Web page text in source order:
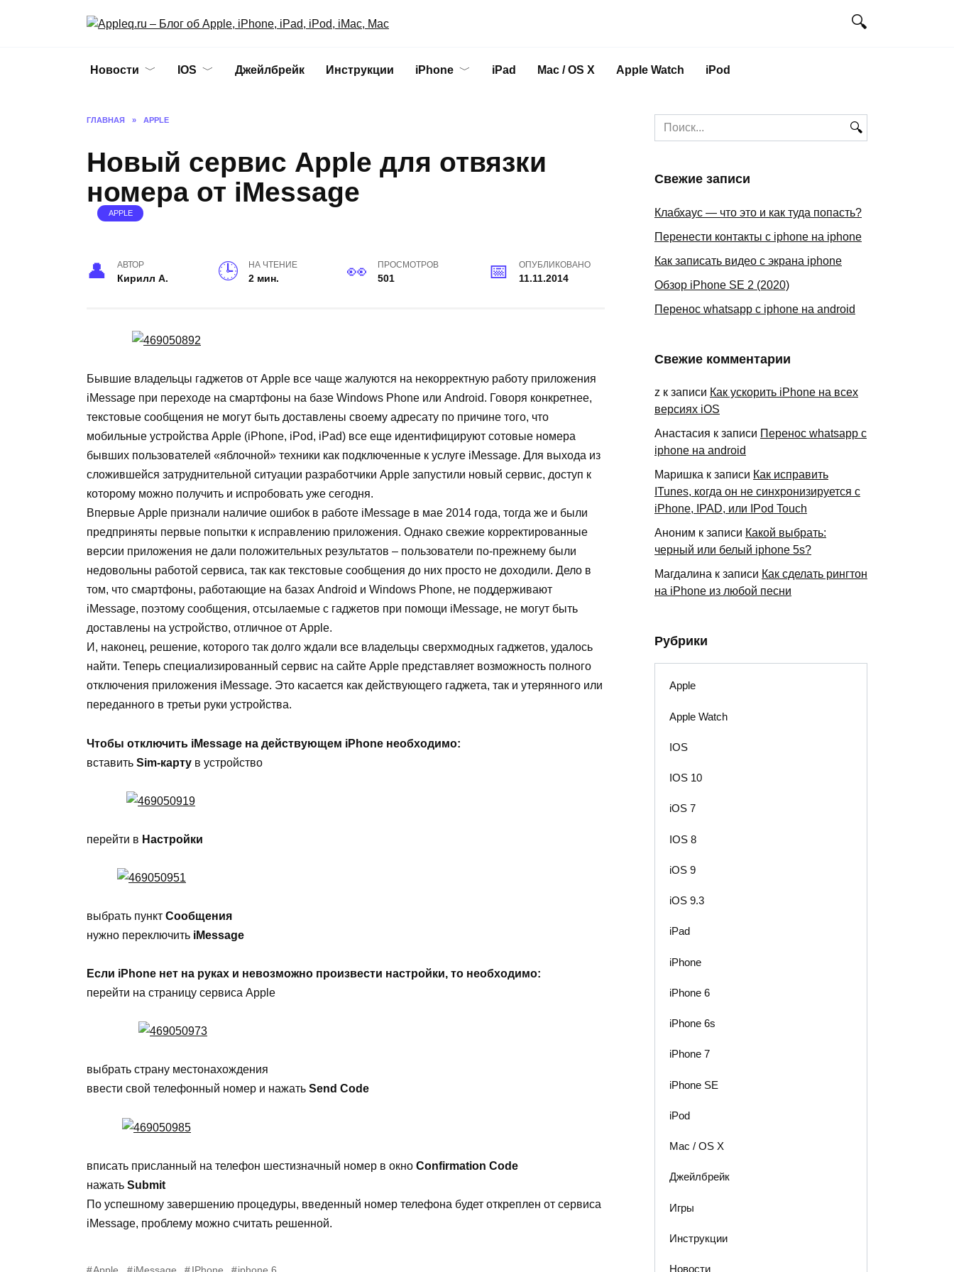
Новости IOS Джейлбрейк Инструкции iPhone iPad Mac / OS X Apple Watch iPod
ГЛАВНАЯ » APPLE
Новый сервис Apple для отвязки
номера от iMessage
APPLE
АВТОР
Кирилл А.
НА ЧТЕНИЕ
2 мин.
ПРОСМОТРОВ
501
ОПУБЛИКОВАНО
11.11.2014
Бывшие владельцы гаджетов от Apple все чаще жалуются на некорректную работу приложения
iMessage при переходе на смартфоны на базе Windows Phone или Android. Говоря конкретнее,
текстовые сообщения не могут быть доставлены своему адресату по причине того, что
мобильные устройства Apple (iPhone, iPod, iPad) все еще идентифицируют сотовые номера
бывших пользователей «яблочной» техники как подключенные к услуге iMessage. Для выхода из
сложившейся затруднительной ситуации разработчики Apple запустили новый сервис, доступ к
которому можно получить и испробовать уже сегодня.
Впервые Apple признали наличие ошибок в работе iMessage в мае 2014 года, тогда же и были
предприняты первые попытки к исправлению приложения. Однако свежие корректированные
версии приложения не дали положительных результатов – пользователи по-прежнему были
недовольны работой сервиса, так как текстовые сообщения до них просто не доходили. Дело в
том, что смартфоны, работающие на базах Android и Windows Phone, не поддерживают
iMessage, поэтому сообщения, отсылаемые с гаджетов при помощи iMessage, не могут быть
доставлены на устройство, отличное от Apple.
И, наконец, решение, которого так долго ждали все владельцы сверхмодных гаджетов, удалось
найти. Теперь специализированный сервис на сайте Apple представляет возможность полного
отключения приложения iMessage. Это касается как действующего гаджета, так и утерянного или
переданного в третьи руки устройства.
Чтобы отключить iMessage на действующем iPhone необходимо:
вставить Sim-карту в устройство
перейти в Настройки
выбрать пункт Сообщения
нужно переключить iMessage
Если iPhone нет на руках и невозможно произвести настройки, то необходимо:
перейти на страницу сервиса Apple
выбрать страну местонахождения
ввести свой телефонный номер и нажать Send Code
вписать присланный на телефон шестизначный номер в окно Confirmation Code
нажать Submit
По успешному завершению процедуры, введенный номер телефона будет откреплен от сервиса
iMessage, проблему можно считать решенной.
Apple iMessage IPhone iphone 6
Search
for:
Свежие записи
Клабхаус — что это и как туда попасть?
Перенести контакты с iphone на iphone
Как записать видео с экрана iphone
Обзор iPhone SE 2 (2020)
Перенос whatsapp с iphone на android
Свежие комментарии
z к записи Как ускорить iPhone на всех
версиях iOS
Анастасия к записи Перенос whatsapp с
iphone на android
Маришка к записи Как исправить
ITunes, когда он не синхронизируется с
iPhone, IPAD, или IPod Touch
Аноним к записи Какой выбрать:
черный или белый iphone 5s?
Магдалина к записи Как сделать рингтон
на iPhone из любой песни
Рубрики
Apple
Apple Watch
IOS
IOS 10
iOS 7
IOS 8
iOS 9
iOS 9.3
iPad
iPhone
iPhone 6
iPhone 6s
iPhone 7
iPhone SE
iPod
Mac / OS X
Джейлбрейк
Игры
Инструкции
Новости